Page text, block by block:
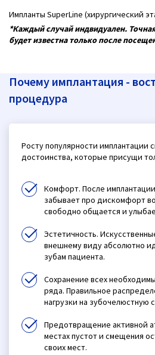
Импланты SupеrLine (хирургический
*Каждый случай индвидуален.
будет известна только после
Почему имплантация -
процедура
Росту популярности имплантации
достоинства, которые присущи
Комфорт. После
забывает про дискомфорт
свободно общается и
Эстетичность.
внешнему виду абсолютно
зубам пациента.
Сохранение всех
ряда. Правильное
нагрузки на зубочелюстную
Предотвращение активной
местах пустот и смещения
своих мест.